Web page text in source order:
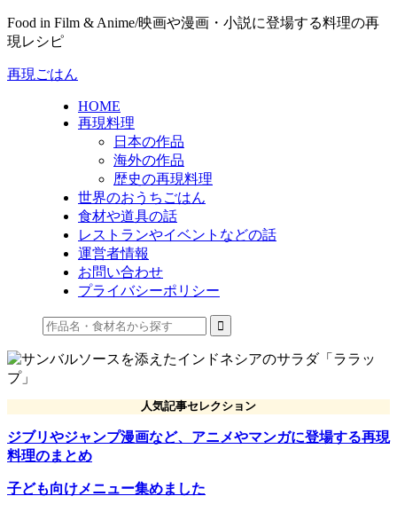
Food in Film & Anime/映画や漫画・小説に登場する料理の再
現レシピ
再現ごはん
HOME
再現料理
日本の作品
海外の作品
歴史の再現料理
世界のおうちごはん
食材や道具の話
レストランやイベントなどの話
運営者情報
お問い合わせ
プライバシーポリシー
人気記事セレクション
ジブリやジャンプ漫画など、アニメやマンガに登場する再現
料理のまとめ
子ども向けメニュー集めました